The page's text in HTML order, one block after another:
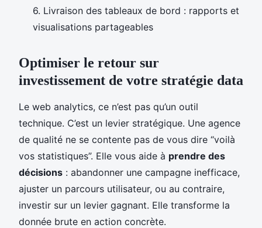
6. Livraison des tableaux de bord : rapports et
visualisations partageables
Optimiser le retour sur
investissement de votre stratégie data
Le web analytics, ce n’est pas qu’un outil
technique. C’est un levier stratégique. Une agence
de qualité ne se contente pas de vous dire “voilà
vos statistiques”. Elle vous aide à prendre des
décisions : abandonner une campagne inefficace,
ajuster un parcours utilisateur, ou au contraire,
investir sur un levier gagnant. Elle transforme la
donnée brute en action concrète.